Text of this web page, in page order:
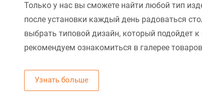
Только у нас вы сможете найти любой тип
после установки каждый день радоваться
выбрать типовой дизайн, который подойдет
рекомендуем ознакомиться в галерее
Узнать больше